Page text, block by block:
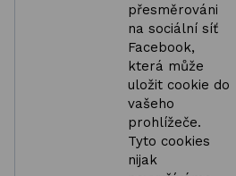
přesměrováni
na sociální síť
Facebook,
která může
uložit cookie do
vašeho
prohlížeče.
Tyto cookies
nijak